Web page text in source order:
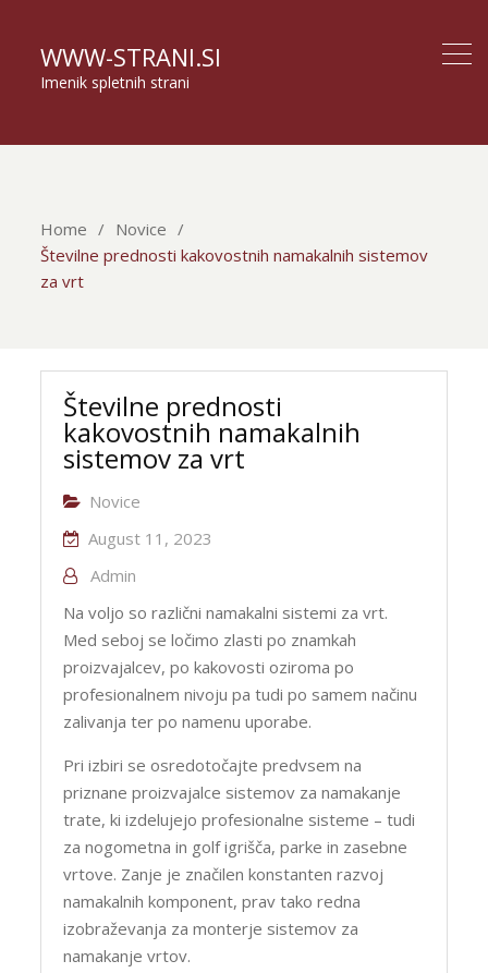
WWW-STRANI.SI
Imenik spletnih strani
Home
Novice
Številne prednosti kakovostnih namakalnih sistemov
za vrt
Številne prednosti
kakovostnih namakalnih
sistemov za vrt
Novice
August 11, 2023
Admin
Na voljo so različni namakalni sistemi za vrt.
Med seboj se ločimo zlasti po znamkah
proizvajalcev, po kakovosti oziroma po
profesionalnem nivoju pa tudi po samem načinu
zalivanja ter po namenu uporabe.
Pri izbiri se osredotočajte predvsem na
priznane proizvajalce sistemov za namakanje
trate, ki izdelujejo profesionalne sisteme – tudi
za nogometna in golf igrišča, parke in zasebne
vrtove. Zanje je značilen konstanten razvoj
namakalnih komponent, prav tako redna
izobraževanja za monterje sistemov za
namakanje vrtov.